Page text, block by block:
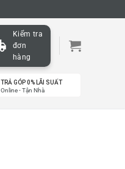
Kiểm tra
đơn
hàng
TRẢ GÓP 0% LÃI SUẤT
Online - Tận Nhà